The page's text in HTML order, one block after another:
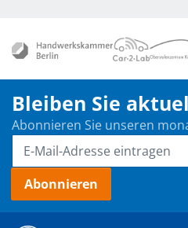
Bleiben Sie
Abonnieren Sie unseren
Abonnieren